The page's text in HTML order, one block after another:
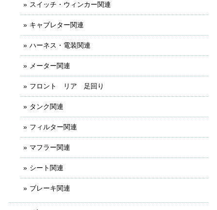
スイッチ・ウィンカー関連
キャブレター関連
ハーネス・電装関連
メーター関連
フロント リア 足回り
タンク関連
フィルター関連
マフラー関連
シート関連
ブレーキ関連